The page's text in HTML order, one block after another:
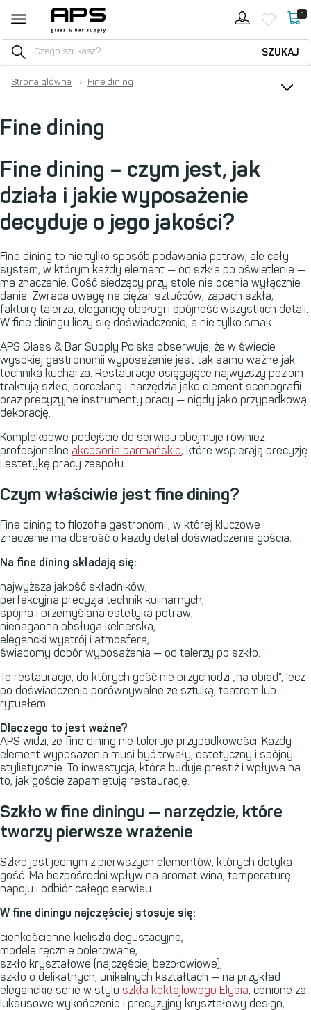
0
SZUKAJ
Strona główna › Fine dining
Fine dining
Fine dining – czym jest, jak
działa i jakie wyposażenie
decyduje o jego jakości?
Fine dining to nie tylko sposób podawania potraw, ale cały
system, w którym każdy element — od szkła po oświetlenie —
ma znaczenie. Gość siedzący przy stole nie ocenia wyłącznie
dania. Zwraca uwagę na ciężar sztućców, zapach szkła,
fakturę talerza, elegancję obsługi i spójność wszystkich detali.
W fine diningu liczy się doświadczenie, a nie tylko smak.
APS Glass & Bar Supply Polska obserwuje, że w świecie
wysokiej gastronomii wyposażenie jest tak samo ważne jak
technika kucharza. Restauracje osiągające najwyższy poziom
traktują szkło, porcelanę i narzędzia jako element scenografii
oraz precyzyjne instrumenty pracy — nigdy jako przypadkową
dekorację.
Kompleksowe podejście do serwisu obejmuje również
profesjonalne akcesoria barmańskie, które wspierają precyzję
i estetykę pracy zespołu.
Czym właściwie jest fine dining?
Fine dining to filozofia gastronomii, w której kluczowe
znaczenie ma dbałość o każdy detal doświadczenia gościa.
Na fine dining składają się:
najwyższa jakość składników,
perfekcyjna precyzja technik kulinarnych,
spójna i przemyślana estetyka potraw,
nienaganna obsługa kelnerska,
elegancki wystrój i atmosfera,
świadomy dobór wyposażenia — od talerzy po szkło.
To restauracje, do których gość nie przychodzi „na obiad”, lecz
po doświadczenie porównywalne ze sztuką, teatrem lub
rytuałem.
Dlaczego to jest ważne?
APS widzi, że fine dining nie toleruje przypadkowości. Każdy
element wyposażenia musi być trwały, estetyczny i spójny
stylistycznie. To inwestycja, która buduje prestiż i wpływa na
to, jak goście zapamiętują restaurację.
Szkło w fine diningu — narzędzie, które
tworzy pierwsze wrażenie
Szkło jest jednym z pierwszych elementów, których dotyka
gość. Ma bezpośredni wpływ na aromat wina, temperaturę
napoju i odbiór całego serwisu.
W fine diningu najczęściej stosuje się:
cienkościenne kieliszki degustacyjne,
modele ręcznie polerowane,
szkło kryształowe (najczęściej bezołowiowe),
szkło o delikatnych, unikalnych kształtach — na przykład
eleganckie serie w stylu szkła koktajlowego Elysia, cenione za
luksusowe wykończenie i precyzyjny kryształowy design,